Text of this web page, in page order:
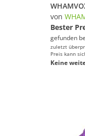
von
Bester
gefunden
zuletzt
Preis kann
Keine